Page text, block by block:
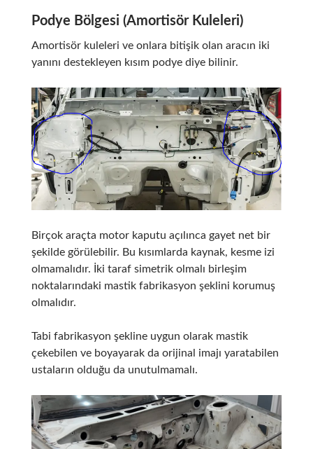
Podye Bölgesi (Amortisör Kuleleri)
Amortisör kuleleri ve onlara bitişik olan aracın iki
yanını destekleyen kısım podye diye bilinir.
Birçok araçta motor kaputu açılınca gayet net bir
şekilde görülebilir. Bu kısımlarda kaynak, kesme izi
olmamalıdır. İki taraf simetrik olmalı birleşim
noktalarındaki mastik fabrikasyon şeklini korumuş
olmalıdır.
Tabi fabrikasyon şekline uygun olarak mastik
çekebilen ve boyayarak da orijinal imajı yaratabilen
ustaların olduğu da unutulmamalı.